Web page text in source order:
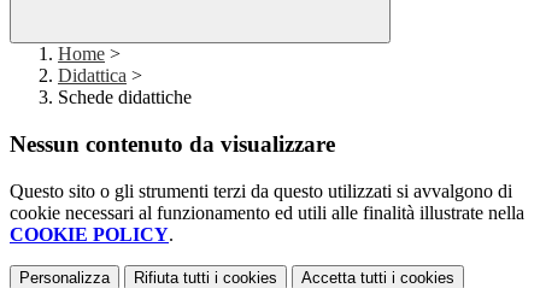
Home >
Didattica >
Schede didattiche
Nessun contenuto da visualizzare
Questo sito o gli strumenti terzi da questo utilizzati si avvalgono di
cookie necessari al funzionamento ed utili alle finalità illustrate nella
COOKIE POLICY.
Personalizza Rifiuta tutti i cookies Accetta tutti i cookies